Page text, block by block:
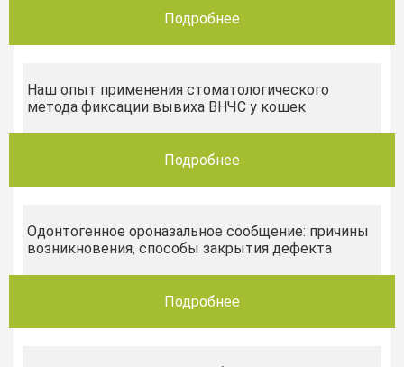
Подробнее
Наш опыт применения стоматологического
метода фиксации вывиха ВНЧС у кошек
Подробнее
Одонтогенное ороназальное сообщение: причины
возникновения, способы закрытия дефекта
Подробнее